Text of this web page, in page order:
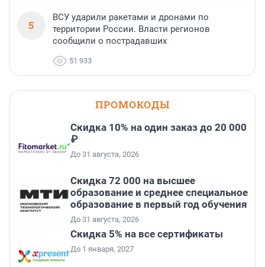
5
ВСУ ударили ракетами и дронами по
территории России. Власти регионов
сообщили о пострадавших
51 933
ПРОМОКОДЫ
Скидка 10% на один заказ до 20 000
₽
До 31 августа, 2026
Скидка 72 000 на высшее
образование и среднее специальное
образование в первый год обучения
До 31 августа, 2026
Скидка 5% на все сертификаты
До 1 января, 2027